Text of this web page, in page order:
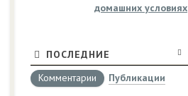
домашних условиях
ПОСЛЕДНИЕ
Комментарии
Публикации